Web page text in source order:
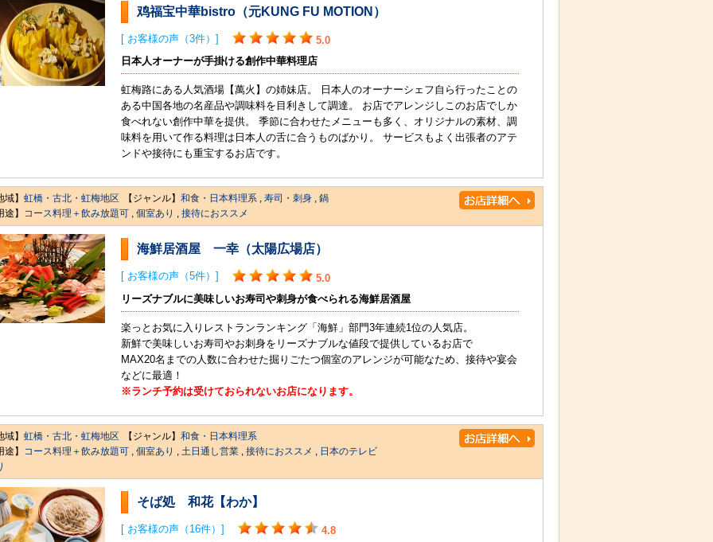
鸡福宝中華bistro（元KUNG FU MOTION）
[ お客様の声（3件）]
5.0
日本人オーナーが手掛ける創作中華料理店
虹梅路にある人気酒場【萬火】の姉妹店。 日本人のオーナーシェフ自ら行ったことの
ある中国各地の名産品や調味料を目利きして調達。 お店でアレンジしこのお店でしか
食べれない創作中華を提供。 季節に合わせたメニューも多く、オリジナルの素材、調
味料を用いて作る料理は日本人の舌に合うものばかり。 サービスもよく出張者のアテ
ンドや接待にも重宝するお店です。
域】 虹橋・古北・虹梅地区 【ジャンル】 和食・日本料理系 , 寿司・刺身 , 鍋
途】 コース料理＋飲み放題可 , 個室あり , 接待におススメ
海鮮居酒屋 一幸（太陽広場店）
[ お客様の声（5件）]
5.0
リーズナブルに美味しいお寿司や刺身が食べられる海鮮居酒屋
楽っとお気に入りレストランランキング「海鮮」部門3年連続1位の人気店。
新鮮で美味しいお寿司やお刺身をリーズナブルな値段で提供しているお店で
MAX20名までの人数に合わせた掘りごたつ個室のアレンジが可能なため、接待や宴会
などに最適！
※ランチ予約は受けておられないお店になります。
域】 虹橋・古北・虹梅地区 【ジャンル】 和食・日本料理系
途】
コース料理＋飲み放題可 個室あり 土日通し営業 接待におススメ
日本のテレビ
そば処 和花【わか】
[ お客様の声（16件）]
4.8